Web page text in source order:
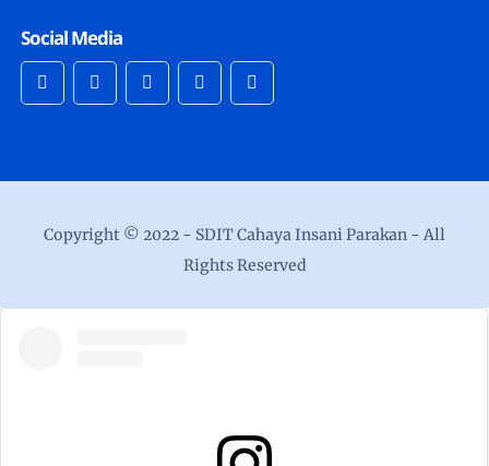
Social Media
Copyright © 2022 - SDIT Cahaya Insani Parakan - All
Rights Reserved